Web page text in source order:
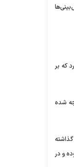
که بر
شده
کاهش ۲۰ درصدی ممکن است در برخی نقاط ۵۰ درصد بوده و در